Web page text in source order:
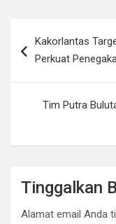
t
e
r
b
o
o
posKakorlantas
Perkuat
Tim Putra
Tinggalkan
Alamat email Anda